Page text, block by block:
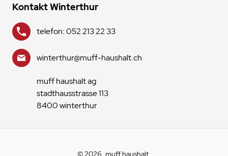
Kontakt Winterthur
telefon: 052 213 22 33
winterthur@muff-haushalt.ch
muff haushalt ag
stadthausstrasse 113
8400 winterthur
© 2026 muff haushalt